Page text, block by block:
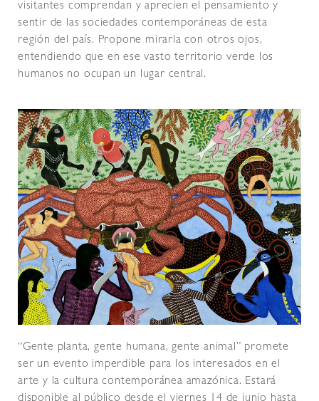
visitantes comprendan y aprecien el pensamiento y
sentir de las sociedades contemporáneas de esta
región del país. Propone mirarla con otros ojos,
entendiendo que en ese vasto territorio verde los
humanos no ocupan un lugar central.
“Gente planta, gente humana, gente animal” promete
ser un evento imperdible para los interesados en el
arte y la cultura contemporánea amazónica. Estará